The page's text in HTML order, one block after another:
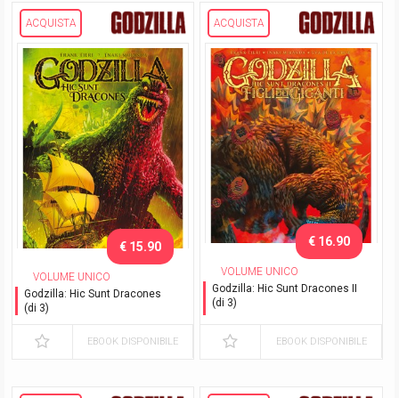
ACQUISTA
VOLUME UNICO
Godzilla: Hic Sunt Dracones
(di 3)
€ 15.90
EBOOK DISPONIBILE
ACQUISTA
VOLUME UNICO
Godzilla: Hic Sunt Dracones II
(di 3)
€ 16.90
EBOOK DISPONIBILE